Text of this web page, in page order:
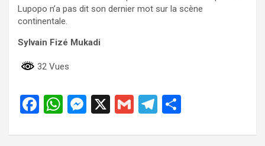
Lupopo n’a pas dit son dernier mot sur la scène
continentale.
Sylvain Fizé Mukadi
32 Vues
F
W M X
G
T